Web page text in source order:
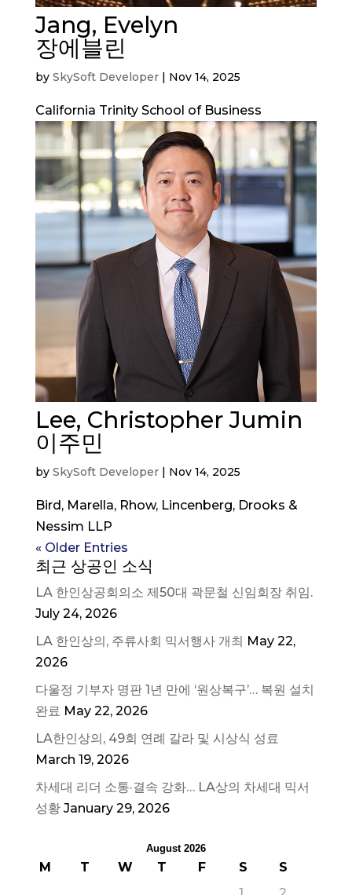
Jang, Evelyn
장에블린
by SkySoft Developer| Nov 14, 2025
California Trinity School of Business
Lee, Christopher Jumin
이주민
by SkySoft Developer| Nov 14, 2025
Bird, Marella, Rhow, Lincenberg, Drooks &
Nessim LLP
« Older Entries
최근 상공인 소식
LA 한인상공회의소 제50대 곽문철 신임회장 취임.
July 24, 2026
LA 한인상의, 주류사회 믹서행사 개최 May 22,
2026
다울정 기부자 명판 1년 만에 ‘원상복구’… 복원 설치
완료 May 22, 2026
LA한인상의, 49회 연례 갈라 및 시상식 성료
March 19, 2026
차세대 리더 소통·결속 강화… LA상의 차세대 믹서
성황 January 29, 2026
August 2026
M T W T F S
S